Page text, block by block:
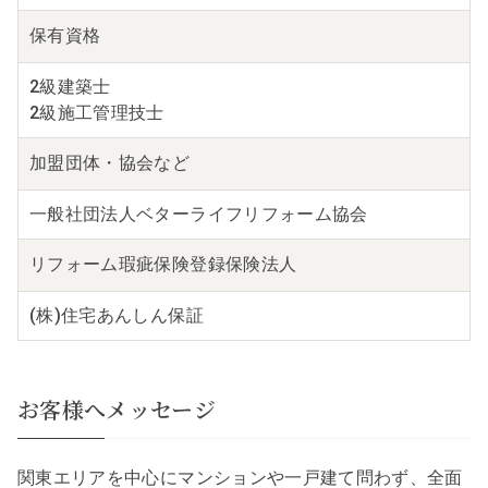
保有資格
2級建築士
2級施工管理技士
加盟団体・ 協会など
一般社団法人ベターライフリフォーム協会
リフォーム瑕疵保険登録保険法人
(株)住宅あんしん保証
お客様へメッセージ
関東エリアを中心にマンションや一戸建て問わず、全面